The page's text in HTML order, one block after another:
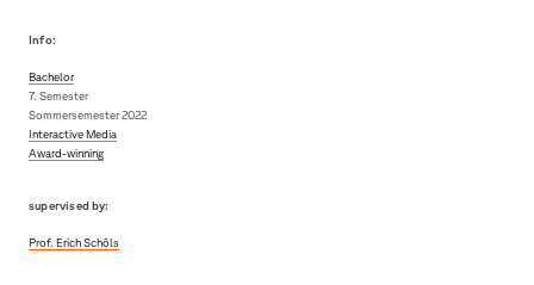
Info:
Bachelor
7. Semester
Sommersemester 2022
Interactive Media
Award-winning
supervised by:
Prof. Erich Schöls